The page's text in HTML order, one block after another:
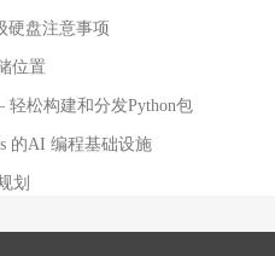
硬盘注意事项
位置
轻松构建和分发Python包
的AI 编程基础设施
划